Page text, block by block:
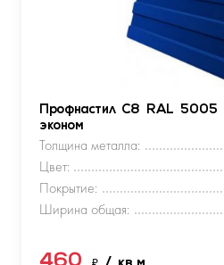
Профнастил С8 RAL 5005
эконом
Толщина металла:
Цвет:
Покрытие:
Ширина общая: